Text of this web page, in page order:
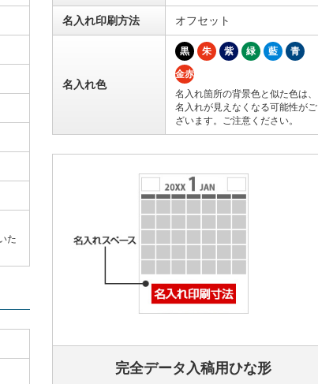
た
名入れ印刷方法 オフセット
名入れ色
黒 朱 紫 緑 藍 青
金赤
名入れ箇所の背景色と似た色は、
名入れが見えなくなる可能性がご
ざいます。ご注意ください。
完全データ入稿用ひな形